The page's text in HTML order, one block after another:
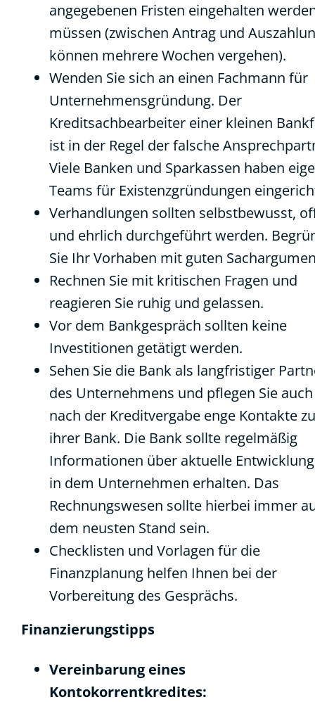
angegebenen Fristen eingehalten
müssen (zwischen Antrag und
können mehrere Wochen vergehen).
Wenden Sie sich an einen Fachmann für
Unternehmensgründung. Der
Kreditsachbearbeiter einer kleinen
ist in der Regel der falsche
Viele Banken und Sparkassen haben
Teams für Existenzgründungen
Verhandlungen sollten selbstbewusst,
und ehrlich durchgeführt werden.
Sie Ihr Vorhaben mit guten
Rechnen Sie mit kritischen Fragen und
reagieren Sie ruhig und gelassen.
Vor dem Bankgespräch sollten keine
Investitionen getätigt werden.
Sehen Sie die Bank als langfristiger
des Unternehmens und pflegen Sie auch
nach der Kreditvergabe enge Kontakte zu
ihrer Bank. Die Bank sollte regelmäßig
Informationen über aktuelle
in dem Unternehmen erhalten. Das
Rechnungswesen sollte hierbei immer
dem neusten Stand sein.
Checklisten und Vorlagen für die
Finanzplanung helfen Ihnen bei der
Vorbereitung des Gesprächs.
Finanzierungstipps
Vereinbarung eines
Kontokorrentkredites: